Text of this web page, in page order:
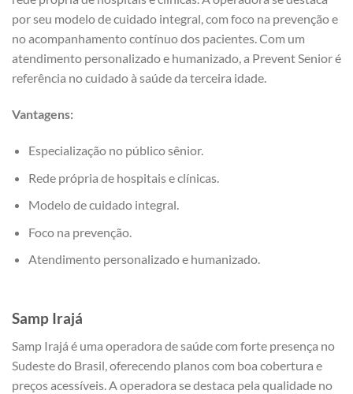
por seu modelo de cuidado integral, com foco na prevenção e
no acompanhamento contínuo dos pacientes. Com um
atendimento personalizado e humanizado, a Prevent Senior é
referência no cuidado à saúde da terceira idade.
Vantagens:
Especialização no público sênior.
Rede própria de hospitais e clínicas.
Modelo de cuidado integral.
Foco na prevenção.
Atendimento personalizado e humanizado.
Samp Irajá
Samp Irajá é uma operadora de saúde com forte presença no
Sudeste do Brasil, oferecendo planos com boa cobertura e
preços acessíveis. A operadora se destaca pela qualidade no